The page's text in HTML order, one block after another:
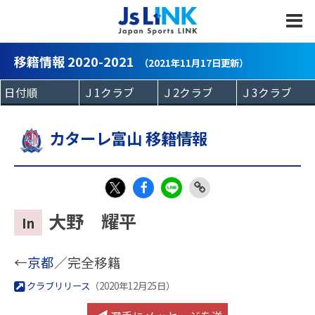
移籍情報 2020-2021 （2021年11月17日更新）
カターレ富山 移籍情報
X
In 大野 耀平
←京都／完全移籍
クラブリリース （2020年12月25日）